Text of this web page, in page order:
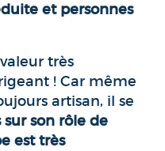
et personnes
très
! Car même
artisan, il se
son rôle de
est très